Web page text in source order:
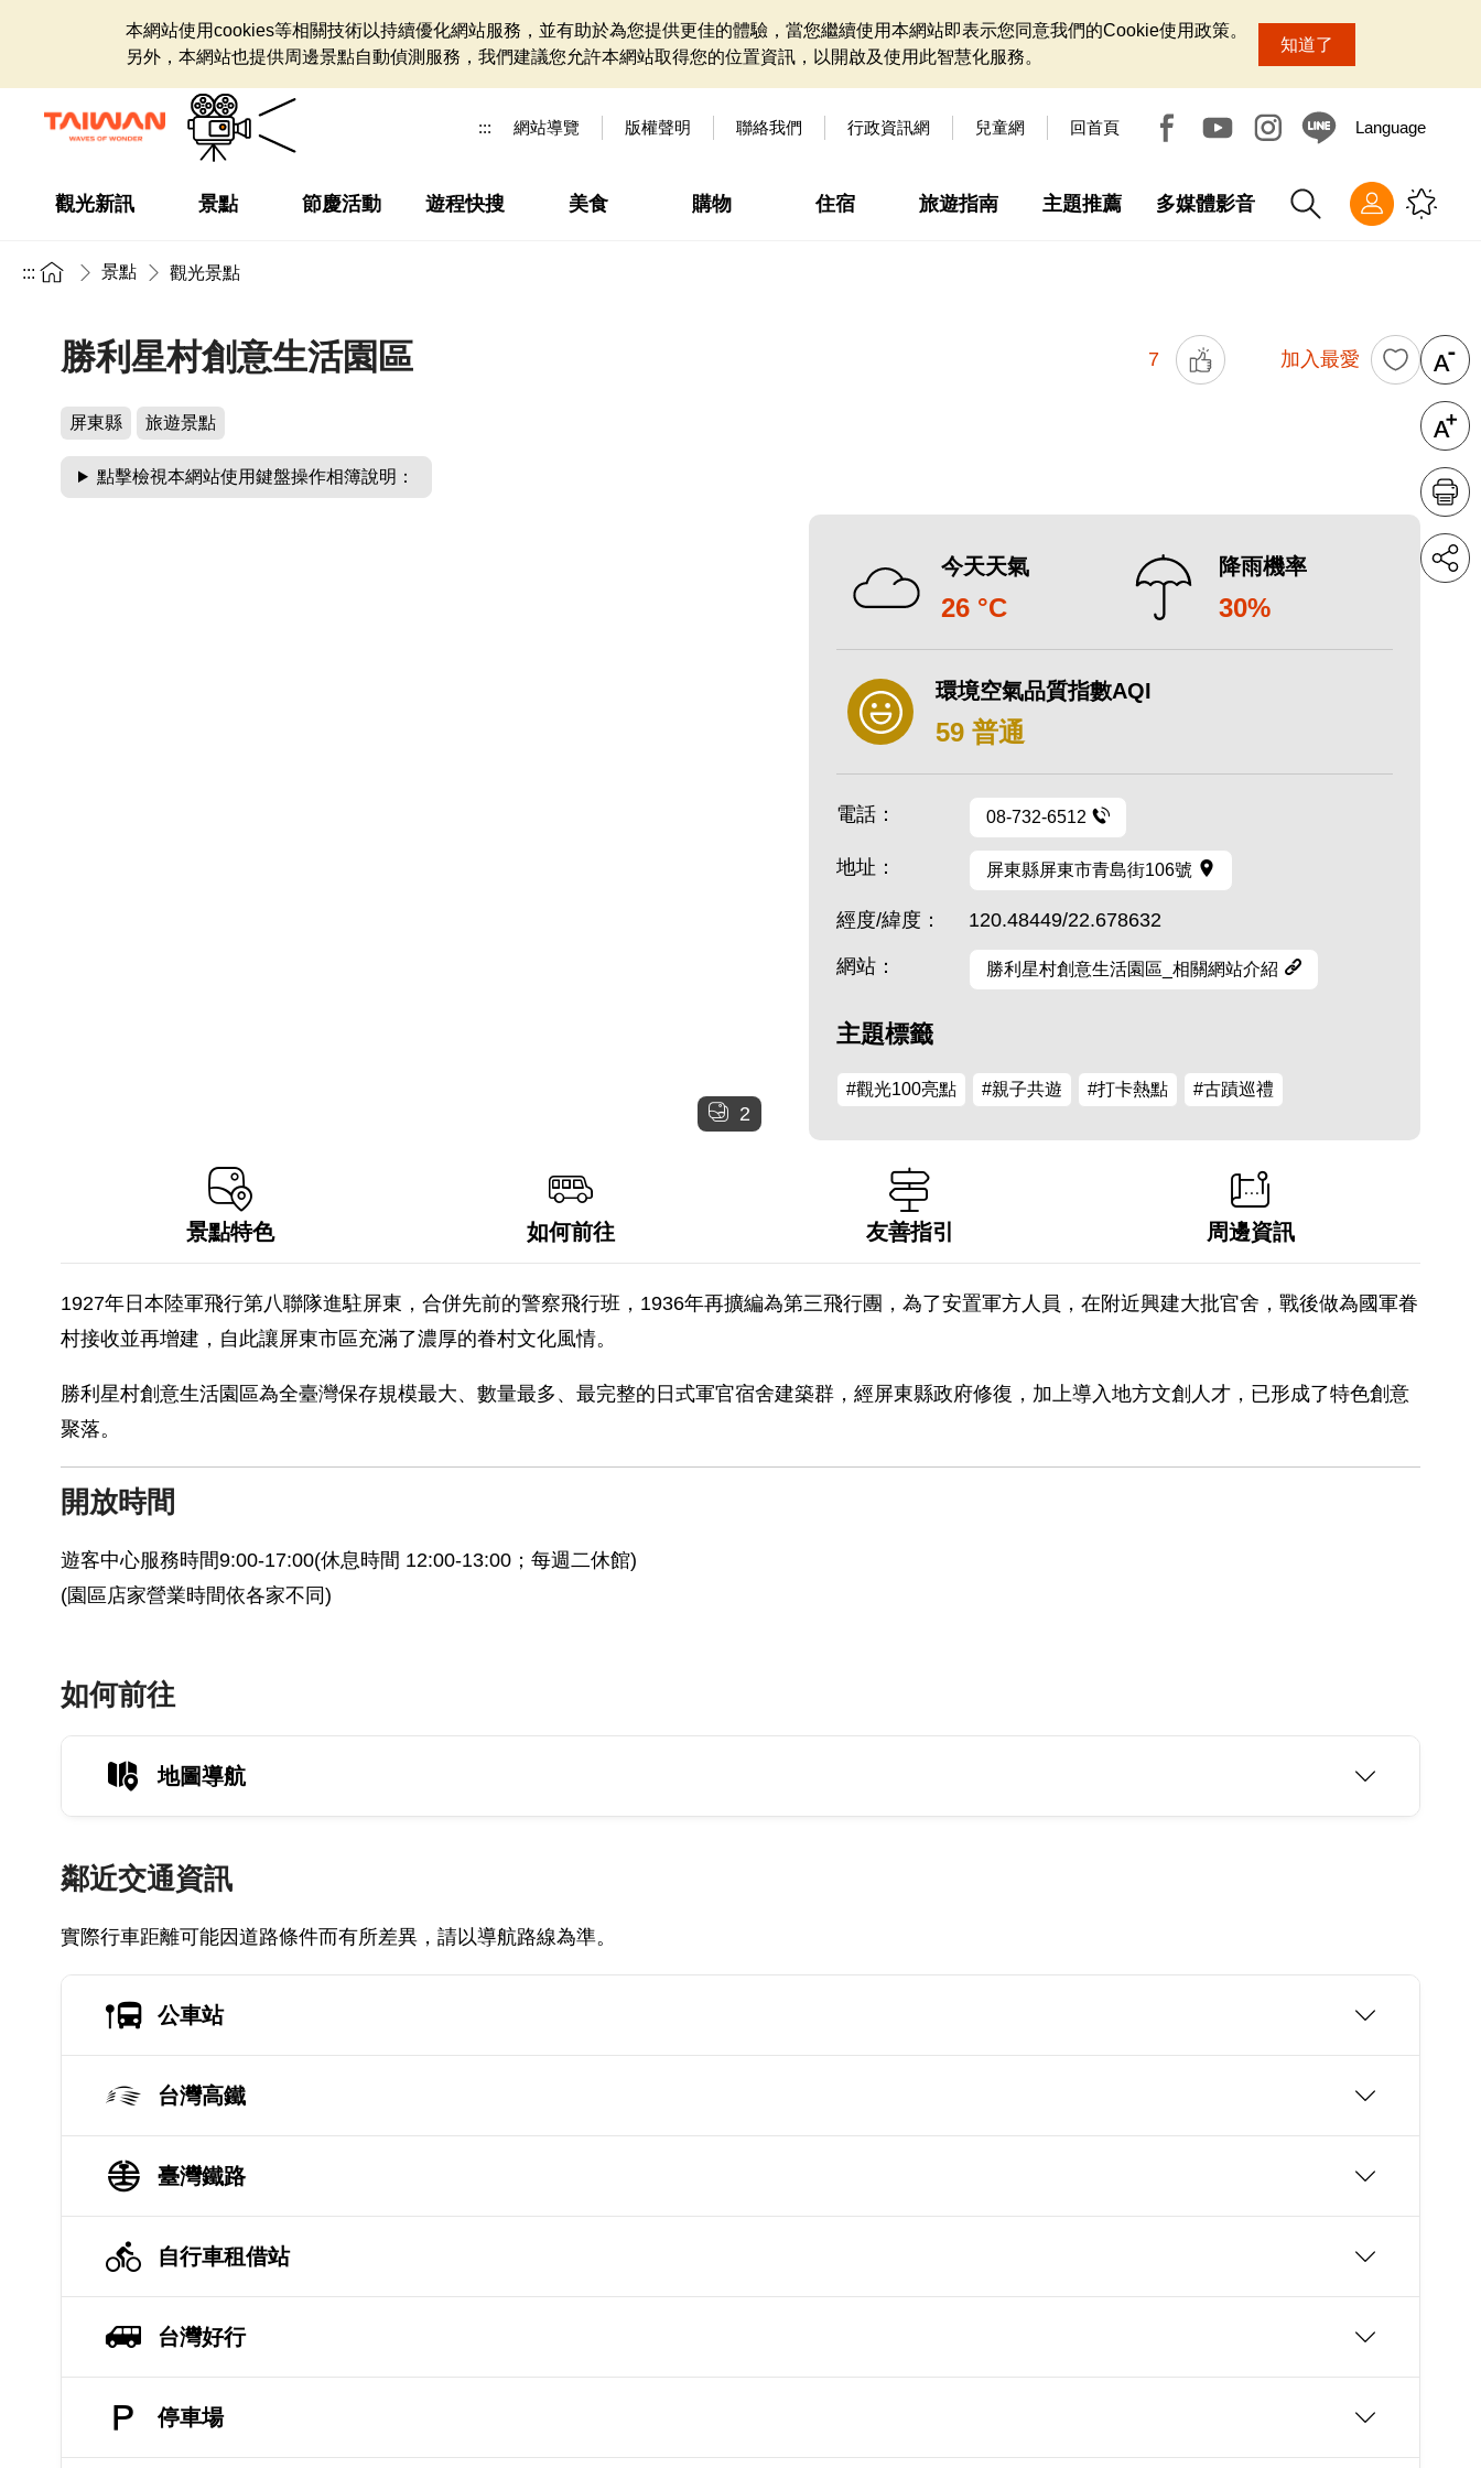
本網站使用cookies等相關技術以持續優化網站服務，並有助於為您提供更佳的體驗，當您繼續使用本網站即表示您同意我們的Cookie使用政策。
另外，本網站也提供周邊景點自動偵測服務，我們建議您允許本網站取得您的位置資訊，以開啟及使用此智慧化服務。
知道了
::: 網站導覽 版權聲明 聯絡我們 行政資訊網 兒童網 回首頁 Language
觀光新訊 景點 節慶活動 遊程快搜 美食 購物 住宿 旅遊指南 主題推薦 多媒體影音
::: 景點 觀光景點
勝利星村創意生活園區 7 加入最愛
屏東縣 旅遊景點
點擊檢視本網站使用鍵盤操作相簿說明：
2
今天天氣
26 °C
降雨機率
30%
環境空氣品質指數AQI
59 普通
電話： 08-732-6512
地址： 屏東縣屏東市青島街106號
經度/緯度： 120.48449/22.678632
網站： 勝利星村創意生活園區_相關網站介紹
主題標籤
#觀光100亮點 #親子共遊 #打卡熱點 #古蹟巡禮
景點特色 如何前往 友善指引 周邊資訊
1927年日本陸軍飛行第八聯隊進駐屏東，合併先前的警察飛行班，1936年再擴編為第三飛行團，為了安置軍方人員，在附近興建大批官舍，戰後做為國軍眷
村接收並再增建，自此讓屏東市區充滿了濃厚的眷村文化風情。
勝利星村創意生活園區為全臺灣保存規模最大、數量最多、最完整的日式軍官宿舍建築群，經屏東縣政府修復，加上導入地方文創人才，已形成了特色創意
聚落。
開放時間
遊客中心服務時間9:00-17:00(休息時間 12:00-13:00；每週二休館)
(園區店家營業時間依各家不同)
如何前往
地圖導航
鄰近交通資訊
實際行車距離可能因道路條件而有所差異，請以導航路線為準。
公車站
台灣高鐵
臺灣鐵路
自行車租借站
台灣好行
停車場